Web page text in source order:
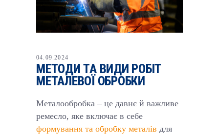
04.09.2024
МЕТОДИ ТА ВИДИ РОБІТ
МЕТАЛЕВОЇ ОБРОБКИ
Металообробка – це давнє й важливе
ремесло, яке включає в себе
формування та обробку металів для